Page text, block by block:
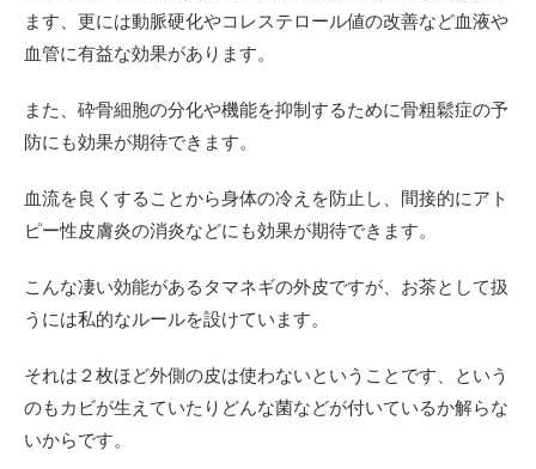
ます、更には動脈硬化やコレステロール値の改善など血液や
血管に有益な効果があります。
また、砕骨細胞の分化や機能を抑制するために骨粗鬆症の予
防にも効果が期待できます。
血流を良くすることから身体の冷えを防止し、間接的にアト
ピー性皮膚炎の消炎などにも効果が期待できます。
こんな凄い効能があるタマネギの外皮ですが、お茶として扱
うには私的なルールを設けています。
それは２枚ほど外側の皮は使わないということです、という
のもカビが生えていたりどんな菌などが付いているか解らな
いからです。